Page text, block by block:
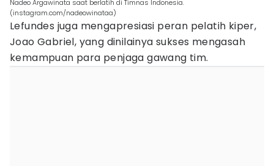
Nadeo Argawinata saat berlatih di Timnas Indonesia.
(instagram.com/nadeowinataa)
Lefundes juga mengapresiasi peran pelatih kiper,
Joao Gabriel, yang dinilainya sukses mengasah
kemampuan para penjaga gawang tim.